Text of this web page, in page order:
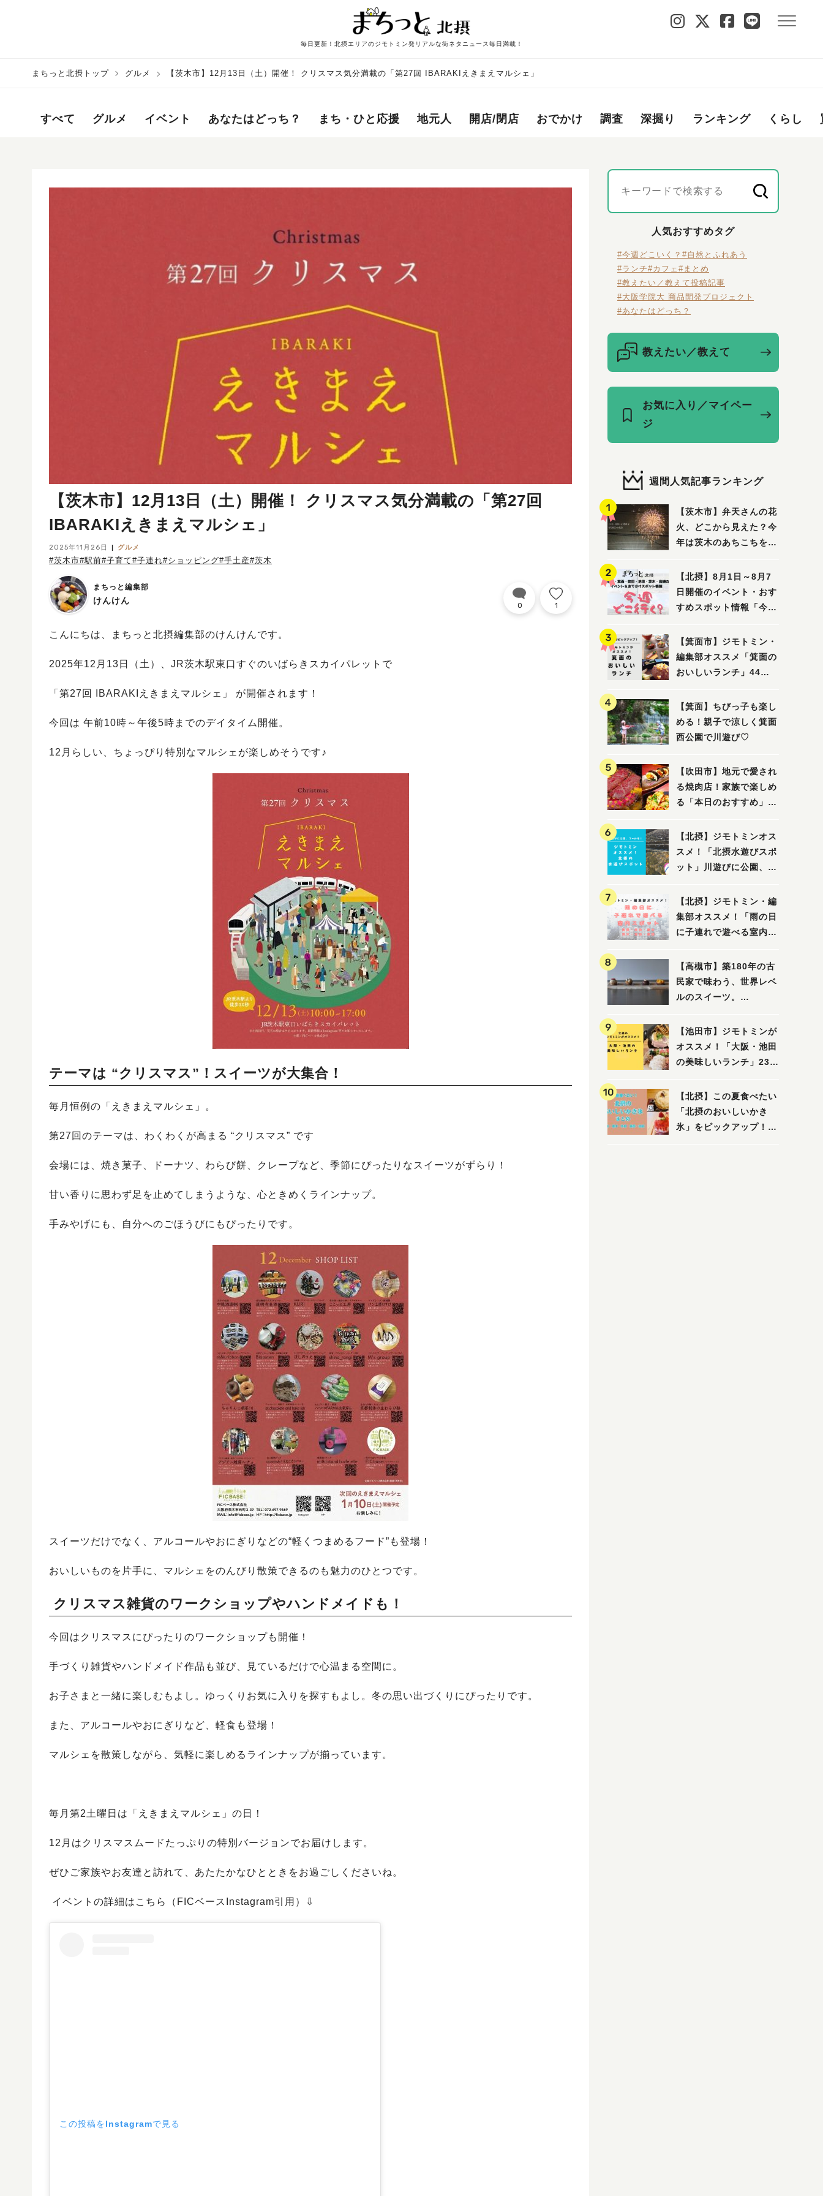
毎日更新！北摂エリアのジモトミン発リアルな街ネタニュース毎日満載！
まちっと北摂トップ グルメ 【茨木市】12月13日（土）開催！ クリスマス気分満載の「第27回 IBARAKIえきまえマルシェ」
すべて グルメ イベント あなたはどっち？ まち・ひと応援 地元人 開店/閉店 おでかけ 調査 深掘り ランキング くらし
【茨木市】12月13日（土）開催！ クリスマス気分満載の「第27回
IBARAKIえきまえマルシェ」
2025年11月26日 グルメ
#茨木市#駅前#子育て#子連れ#ショッピング#手土産#茨木
まちっと編集部
けんけん 0 1
こんにちは、まちっと北摂編集部のけんけんです。
2025年12月13日（土）、JR茨木駅東口すぐのいばらきスカイパレットで
「第27回 IBARAKIえきまえマルシェ」 が開催されます！
今回は 午前10時～午後5時までのデイタイム開催。
12月らしい、ちょっぴり特別なマルシェが楽しめそうです♪
テーマは “クリスマス”！スイーツが大集合！
毎月恒例の「えきまえマルシェ」。
第27回のテーマは、わくわくが高まる “クリスマス” です
会場には、焼き菓子、ドーナツ、わらび餅、クレープなど、季節にぴったりなスイーツがずらり！
甘い香りに思わず足を止めてしまうような、心ときめくラインナップ。
手みやげにも、自分へのごほうびにもぴったりです。
スイーツだけでなく、アルコールやおにぎりなどの“軽くつまめるフード”も登場！
おいしいものを片手に、マルシェをのんびり散策できるのも魅力のひとつです。
クリスマス雑貨のワークショップやハンドメイドも！
今回はクリスマスにぴったりのワークショップも開催！
手づくり雑貨やハンドメイド作品も並び、見ているだけで心温まる空間に。
お子さまと一緒に楽しむもよし。ゆっくりお気に入りを探すもよし。冬の思い出づくりにぴったりです。
また、アルコールやおにぎりなど、軽食も登場！
マルシェを散策しながら、気軽に楽しめるラインナップが揃っています。
毎月第2土曜日は「えきまえマルシェ」の日！
12月はクリスマスムードたっぷりの特別バージョンでお届けします。
ぜひご家族やお友達と訪れて、あたたかなひとときをお過ごしくださいね。
イベントの詳細はこちら（FICベースInstagram引用）⇩
この投稿をInstagramで見る
人気おすすめタグ
#今週どこいく？ #自然とふれあう
#ランチ#カフェ #まとめ
#教えたい／教えて投稿記事
#大阪学院大 商品開発プロジェクト
#あなたはどっち？
教えたい／教えて
お気に入り／マイペー
ジ
週間人気記事ランキング
【茨木市】弁天さんの花
火、どこから見えた？今
年は茨木のあちこちを巡
【北摂】8月1日～8月7
日開催のイベント・おす
すめスポット情報「今週
面・吹田・池田・茨木・
高槻）
【箕面市】ジモトミン・
編集部オススメ「箕面の
おいしいランチ」44
から穴場まで！〜
【箕面】ちびっ子も楽し
める！親子で涼しく箕面
西公園で川遊び♡
【吹田市】地元で愛され
る焼肉店！家族で楽しめ
る「本日のおすすめ」で
【北摂】ジモトミンオス
スメ！「北摂水遊びスポ
ット」川遊びに公園、プ
吹田・茨木・高槻）
【北摂】ジモトミン・編
集部オススメ！「雨の日
に子連れで遊べる室内ス
箕面・吹田・豊中・茨
木・池田）
【高槻市】築180年の古
民家で味わう、世界レベ
ルのスイーツ。
月3日にオープン！（教
えたい/教えて）
【池田市】ジモトミンが
オススメ！「大阪・池田
の美味しいランチ」23
【北摂】この夏食べたい
「北摂のおいしいかき
氷」をピックアップ！